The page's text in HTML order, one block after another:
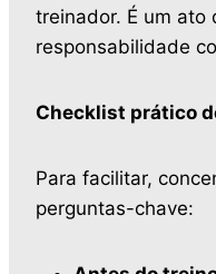
treinador. É um ato
responsabilidade
Checklist prático
Para facilitar,
perguntas-chave: